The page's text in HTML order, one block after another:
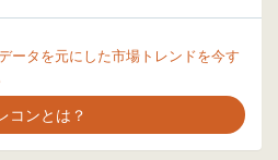
ータを元にした市場トレンドを今す
コンとは？